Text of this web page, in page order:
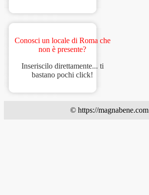
Conosci un locale di Roma che
non è presente?
Inseriscilo direttamente... ti
bastano pochi click!
© https://magnabene.com